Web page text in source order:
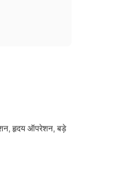
हृदय ऑपरेशन, बड़े